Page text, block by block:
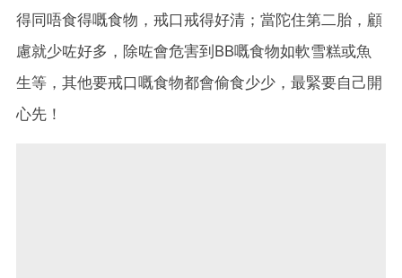
得同唔食得嘅食物，戒口戒得好清；當陀住第二胎，顧
慮就少咗好多，除咗會危害到BB嘅食物如軟雪糕或魚
生等，其他要戒口嘅食物都會偷食少少，最緊要自己開
心先！